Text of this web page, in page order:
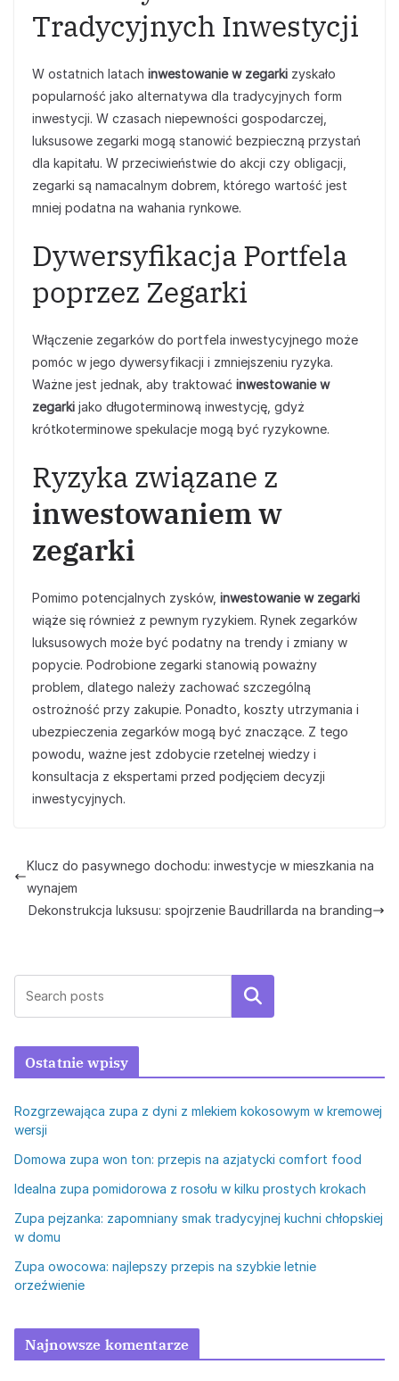
Tradycyjnych Inwestycji
W ostatnich latach inwestowanie w zegarki zyskało
popularność jako alternatywa dla tradycyjnych form
inwestycji. W czasach niepewności gospodarczej,
luksusowe zegarki mogą stanowić bezpieczną przystań
dla kapitału. W przeciwieństwie do akcji czy obligacji,
zegarki są namacalnym dobrem, którego wartość jest
mniej podatna na wahania rynkowe.
Dywersyfikacja Portfela
poprzez Zegarki
Włączenie zegarków do portfela inwestycyjnego może
pomóc w jego dywersyfikacji i zmniejszeniu ryzyka.
Ważne jest jednak, aby traktować inwestowanie w
zegarki jako długoterminową inwestycję, gdyż
krótkoterminowe spekulacje mogą być ryzykowne.
Ryzyka związane z
inwestowaniem w
zegarki
Pomimo potencjalnych zysków, inwestowanie w zegarki
wiąże się również z pewnym ryzykiem. Rynek zegarków
luksusowych może być podatny na trendy i zmiany w
popycie. Podrobione zegarki stanowią poważny
problem, dlatego należy zachować szczególną
ostrożność przy zakupie. Ponadto, koszty utrzymania i
ubezpieczenia zegarków mogą być znaczące. Z tego
powodu, ważne jest zdobycie rzetelnej wiedzy i
konsultacja z ekspertami przed podjęciem decyzji
inwestycyjnych.
Klucz do pasywnego dochodu: inwestycje w mieszkania na
wynajem
Dekonstrukcja luksusu: spojrzenie Baudrillarda na branding
Szukaj
Ostatnie wpisy
Rozgrzewająca zupa z dyni z mlekiem kokosowym w kremowej
wersji
Domowa zupa won ton: przepis na azjatycki comfort food
Idealna zupa pomidorowa z rosołu w kilku prostych krokach
Zupa pejzanka: zapomniany smak tradycyjnej kuchni chłopskiej
w domu
Zupa owocowa: najlepszy przepis na szybkie letnie
orzeźwienie
Najnowsze komentarze